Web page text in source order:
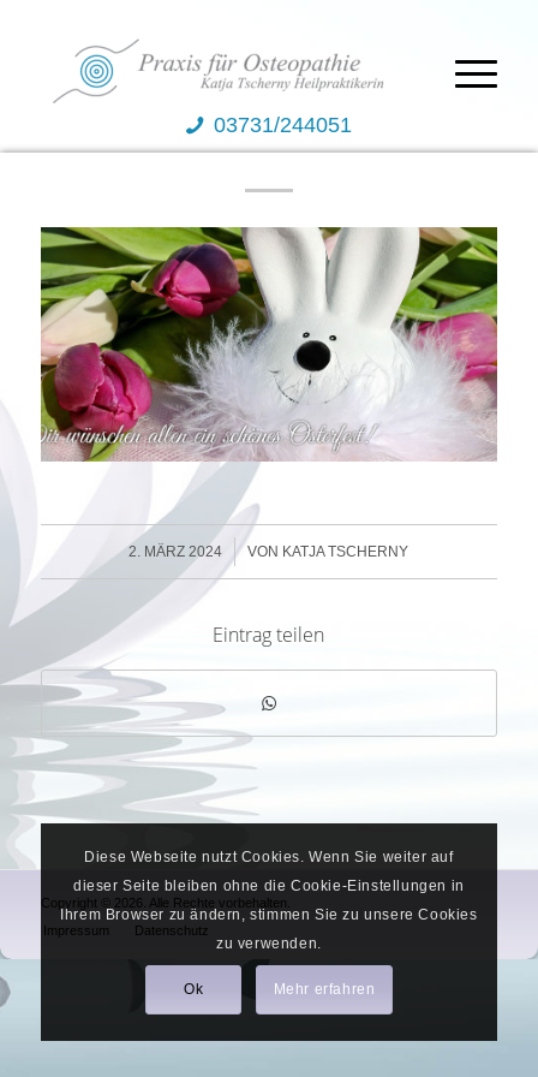
03731/244051
2. MÄRZ 2024
/ VON KATJA TSCHERNY
Eintrag teilen
Copyright © 2026. Alle Rechte vorbehalten.
Impressum
Datenschutz
Diese Webseite nutzt Cookies. Wenn Sie weiter auf
dieser Seite bleiben ohne die Cookie-Einstellungen in
Ihrem Browser zu ändern, stimmen Sie zu unsere Cookies
zu verwenden.
Ok Mehr erfahren